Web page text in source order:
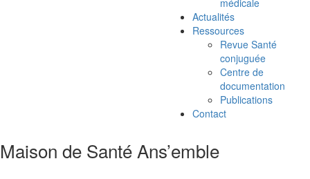
médicale
Actualités
Ressources
Revue Santé
conjuguée
Centre de
documentation
Publications
Contact
Maison de Santé Ans’emble